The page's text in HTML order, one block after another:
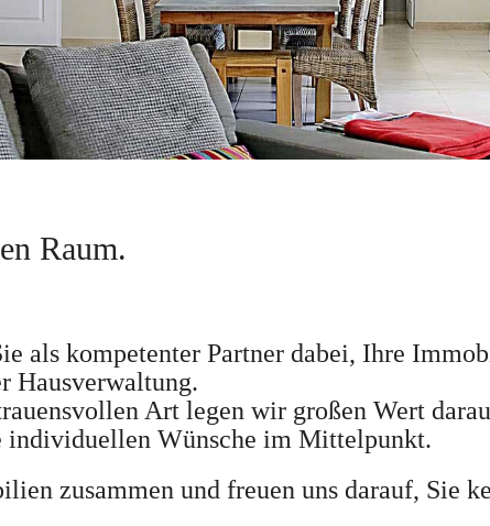
Raum.
als kompetenter Partner dabei, Ihre
Hausverwaltung.
Art legen wir großen Wert
individuellen Wünsche im Mittelpunkt.
zusammen und freuen uns darauf, Sie